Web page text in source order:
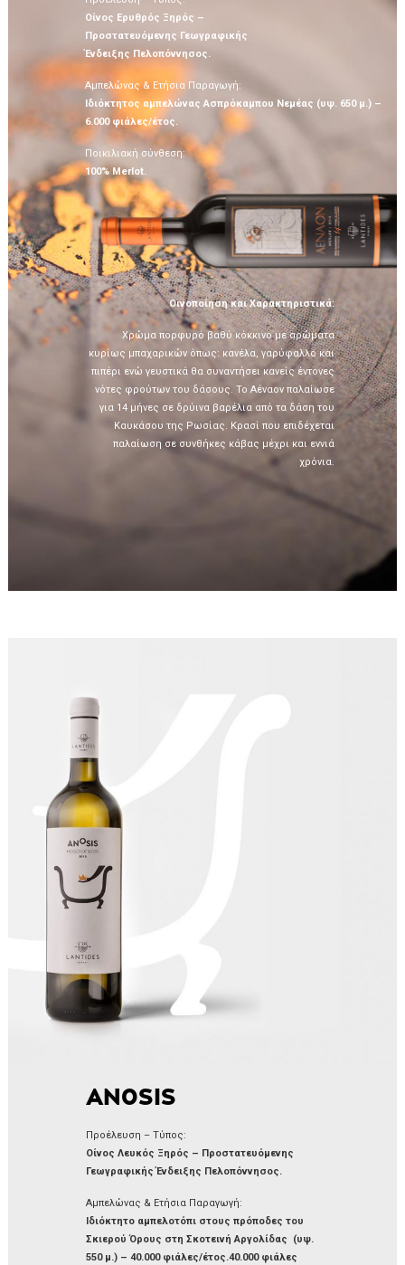
Οίνος Ερυθρός Ξηρός –
Προστατευόμενης Γεωγραφικής
Ένδειξης Πελοπόννησος.
Αμπελώνας & Ετήσια Παραγωγή:
Ιδιόκτητος αμπελώνας Ασπρόκαμπου Νεμέας (υψ. 650 μ.) –
6.000 φιάλες/έτος.
Ποικιλιακή σύνθεση:
100% Merlot.
Οινοποίηση και Χαρακτηριστικά:
Χρώμα πορφυρό βαθύ κόκκινο με αρώματα
κυρίως μπαχαρικών όπως: κανέλα, γαρύφαλλο και
πιπέρι ενώ γευστικά θα συναντήσει κανείς έντονες
νότες φρούτων του δάσους. Το Αέναον παλαίωσε
για 14 μήνες σε δρύινα βαρέλια από τα δάση του
Καυκάσου της Ρωσίας. Κρασί που επιδέχεται
παλαίωση σε συνθήκες κάβας μέχρι και εννιά
χρόνια.
AN0SIS
Προέλευση – Τύπος:
Οίνος Λευκός Ξηρός – Προστατευόμενης
Γεωγραφικής Ένδειξης Πελοπόννησος.
Αμπελώνας & Ετήσια Παραγωγή:
Ιδιόκτητο αμπελοτόπι στους πρόποδες του
Σκιερού Όρους στη Σκοτεινή Αργολίδας (υψ.
550 μ.) – 40.000 φιάλες/έτος.40.000 φιάλες